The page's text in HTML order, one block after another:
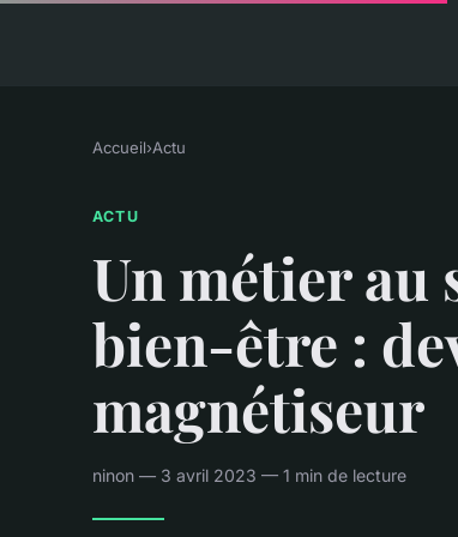
Accueil›Actu
ACTU
Un métier au
bien-être :
magnétiseur
ninon — 3 avril 2023 — 1 min de lecture